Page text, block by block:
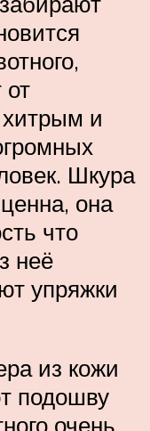
от
и
Шкура
она
что
неё
упряжки
из кожи
подошву
очень